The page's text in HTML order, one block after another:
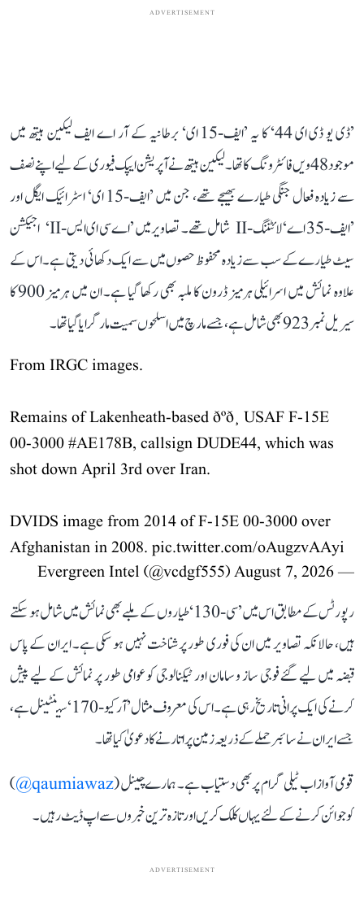
ADVERTISEMENT
’ڈی یو ڈی ای 44‘ کا یہ ’ایف-15 ای‘ برطانیہ کے آر اے ایف لیکین ہیتھ میں
موجود 48ویں فائٹر ونگ کا تھا۔ لیکین ہیتھ نے آپریشن ایپک فیوری کے لیے اپنے نصف
سے زیادہ فعال جنگی طیارے بھیجے تھے، جن میں ’ایف-15 ای‘ اسٹرائیک ایگل اور
’ایف-35 اے‘ لائٹننگ-II شامل تھے۔ تصاویر میں ’اے سی ای ایس-II‘ اجیکشن
سیٹ طیارے کے سب سے زیادہ محفوظ حصوں میں سے ایک دکھائی دیتی ہے۔ اس کے
علاوہ نمائش میں اسرائیلی ہرمیز ڈرون کا ملبہ بھی رکھا گیا ہے۔ ان میں ہرمیز 900 کا
سیریل نمبر 923 بھی شامل ہے، جسے مارچ میں اسلحوں سمیت مار گرایا گیا تھا۔
From IRGC images.
Remains of Lakenheath-based ðºð¸ USAF F-15E
00-3000#AE178B, callsign DUDE44, which was
shot down April 3rd over Iran.
DVIDS image from 2014 of F-15E 00-3000 over
Afghanistan in 2008. pic.twitter.com/oAugzvAAyi
— Evergreen Intel (@vcdgf555)
August 7, 2026
رپورٹس کے مطابق اس میں ’سی-130‘ طیاروں کے ملبے بھی نمائش میں شامل ہو سکتے
ہیں، حالانکہ تصاویر میں ان کی فوری طور پر شناخت نہیں ہو سکی ہے۔ ایران کے پاس
قبضہ میں لیے گئے فوجی ساز و سامان اور ٹیکنالوجی کو عوامی طور پر نمائش کے لیے پیش
کرنے کی ایک پرانی تاریخ رہی ہے۔ اس کی معروف مثال ’آر کیو-170‘ سینٹینل ہے،
جسے ایران نے سائبر حملے کے ذریعہ زمین پر اتارنے کا دعویٰ کیا تھا۔
قومی آواز اب ٹیلی گرام پر بھی دستیاب ہے۔ ہمارے چینل (qaumiawaz@
)
کو جوائن کرنے کے لئے یہاں کلک کریں اور تازہ ترین خبروں سے اپ ڈیٹ رہیں۔
ADVERTISEMENT